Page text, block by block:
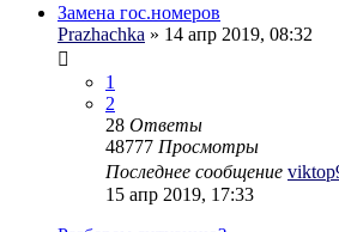
Замена гос.номеров
Prazhachka » 14 апр 2019, 08:32
1
2
28 Ответы
48777 Просмотры
Последнее сообщение
15 апр 2019, 17:33